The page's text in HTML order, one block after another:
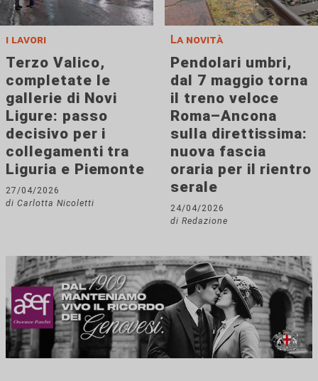
i lavori
Terzo Valico,
completate le
gallerie di Novi
Ligure: passo
decisivo per i
collegamenti tra
Liguria e Piemonte
27/04/2026
di Carlotta Nicoletti
La novità
Pendolari umbri,
dal 7 maggio torna
il treno veloce
Roma–Ancona
sulla direttissima:
nuova fascia
oraria per il rientro
serale
24/04/2026
di Redazione